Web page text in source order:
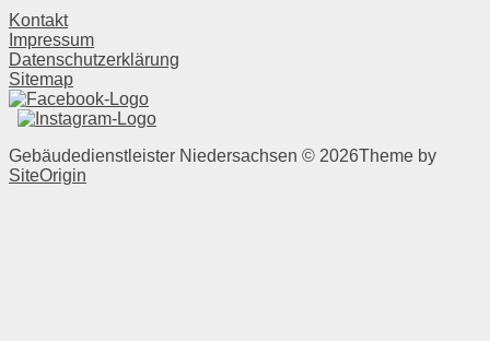
Kontakt
Impressum
Datenschutzerklärung
Sitemap
Gebäudedienstleister Niedersachsen © 2026Theme by
SiteOrigin